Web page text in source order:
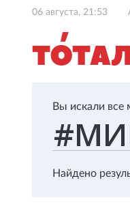
06 августа, 21:53
Вы искали все
Найдено